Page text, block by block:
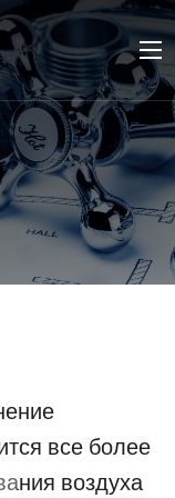
все более
воздуха